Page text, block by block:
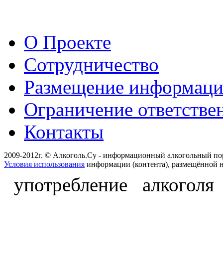
О Проекте
Сотрудничество
Размещение
Ограничение
Контакты
2009-2012г. © Алкоголь.Су - информационный алкогольный
Условия использования информации (контента), размещённой
употребление